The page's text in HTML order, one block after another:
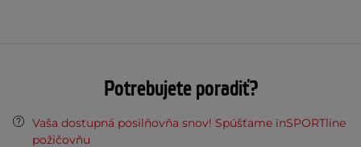
Potrebujete poradiť?
Vaša dostupná posilňovňa snov! Spúšťame inSPORTline
požičovňu